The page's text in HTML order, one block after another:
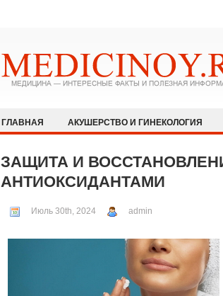
ГЛАВНАЯ АКУШЕРСТВО И ГИНЕКОЛОГИЯ
КАРДИОЛОГИЯ
ЭКСТРЕННАЯ МЕДИЦИНА
ЗАЩИТА И
АНТИОКСИДАНТАМИ
Июль 30th, 2024 admin